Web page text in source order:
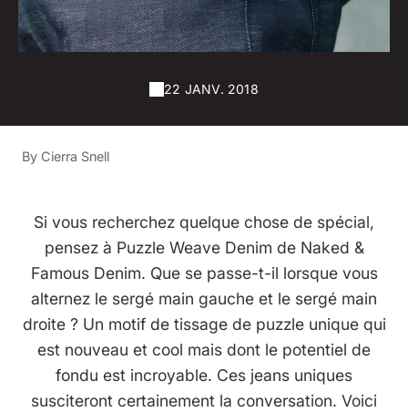
22 JANV. 2018
By Cierra Snell
Si vous recherchez quelque chose de spécial,
pensez à Puzzle Weave Denim de Naked &
Famous Denim. Que se passe-t-il lorsque vous
alternez le sergé main gauche et le sergé main
droite ? Un motif de tissage de puzzle unique qui
est nouveau et cool mais dont le potentiel de
fondu est incroyable. Ces jeans uniques
susciteront certainement la conversation. Voici